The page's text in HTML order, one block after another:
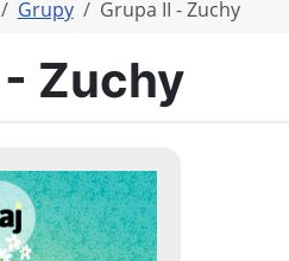
Grupy Grupa II - Zuchy
- Zuchy